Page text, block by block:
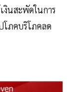
งินสะพัดในการ
โภคบริโภคลด